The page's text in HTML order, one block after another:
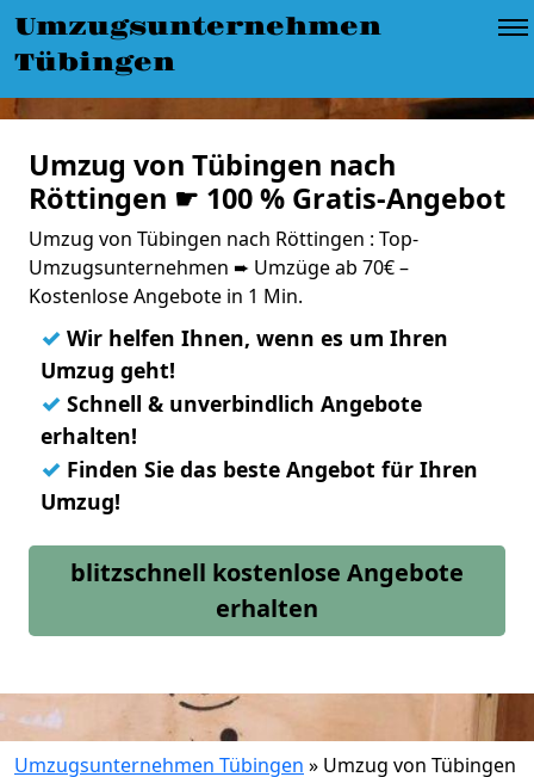
Umzugsunternehmen
Tübingen
Umzug von Tübingen nach
Röttingen ☛ 100 % Gratis-Angebot
Umzug von Tübingen nach Röttingen : Top-
Umzugsunternehmen ➨ Umzüge ab 70€ –
Kostenlose Angebote in 1 Min.
✓ Wir helfen Ihnen, wenn es um Ihren
Umzug geht!
✓ Schnell & unverbindlich Angebote
erhalten!
✓ Finden Sie das beste Angebot für Ihren
Umzug!
blitzschnell kostenlose Angebote
erhalten
Umzugsunternehmen Tübingen » Umzug von Tübingen